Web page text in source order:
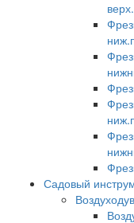
Садовый